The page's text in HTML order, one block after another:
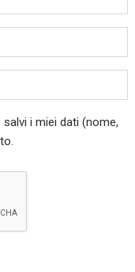
i miei dati (nome,